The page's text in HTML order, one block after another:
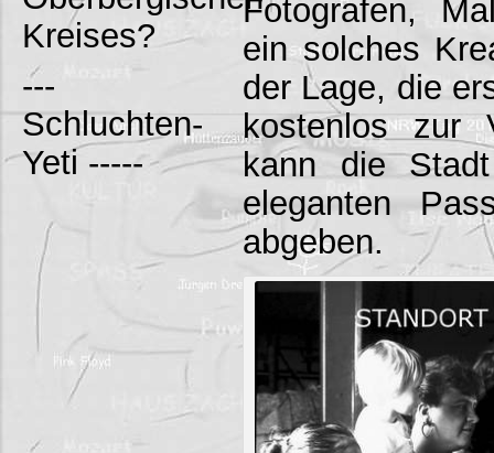
Kreises?
---
Schluchten-
Yeti -----
Fotografen,
ein solches
der Lage, die
kostenlos zur
kann die
eleganten
abgeben.